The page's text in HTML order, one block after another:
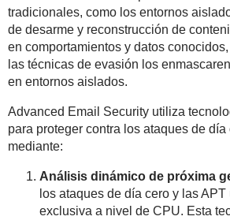
tradicionales, como los entornos
de desarme y reconstrucción de
en comportamientos y datos
las técnicas de evasión los
en entornos aislados.
Advanced Email Security utiliza
para proteger contra los ataques de día
mediante:
Análisis dinámico de próxima
los ataques de día cero y las
exclusiva a nivel de CPU. Esta